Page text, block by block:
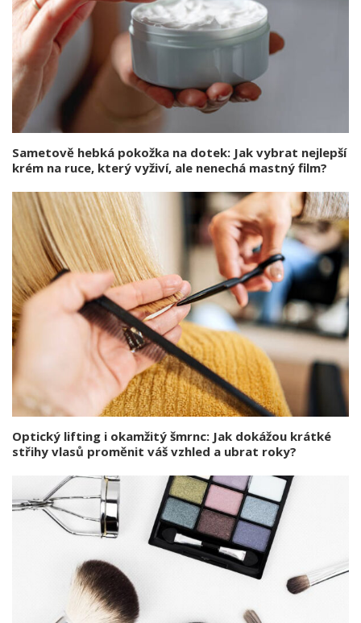
Sametově hebká pokožka na dotek: Jak vybrat nejlepší
krém na ruce, který vyživí, ale nenechá mastný film?
Optický lifting i okamžitý šmrnc: Jak dokážou krátké
střihy vlasů proměnit váš vzhled a ubrat roky?